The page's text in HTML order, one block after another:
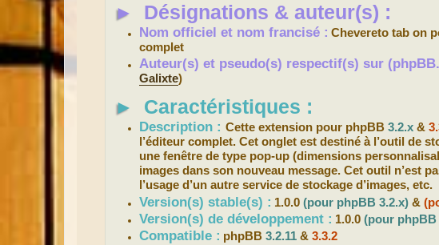
► Désignations & auteur(s) :
Nom officiel et nom francisé : Chevereto tab on
complet
Auteur(s) et pseudo(s) respectif(s) sur
Galixte)
► Caractéristiques :
Description :Cette extension pour phpBB3.2.x &
l’éditeur complet. Cet onglet est destiné à l’outil de
une fenêtre de type pop-up (dimensions
images dans son nouveau message. Cet outil n’est
l’usage d’un autre service de stockage d’images, etc.
Version(s) stable(s) : 1.0.0(pour phpBB 3.2.x) &
Version(s) de développement : 1.0.0(pour phpBB
Compatible : phpBB3.2.11 &3.3.2